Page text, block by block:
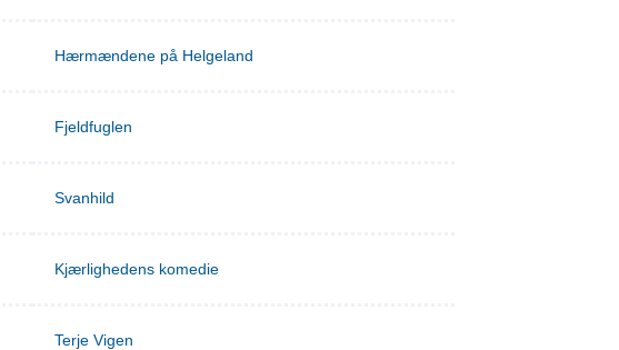
Hærmændene på Helgeland
Fjeldfuglen
Svanhild
Kjærlighedens komedie
Terje Vigen